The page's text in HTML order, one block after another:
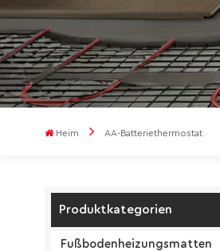
Heim AA-Batteriethermostat
Produktkategorien
Fußbodenheizungsmatten